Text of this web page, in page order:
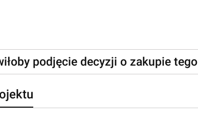
podjęcie decyzji o zakupie